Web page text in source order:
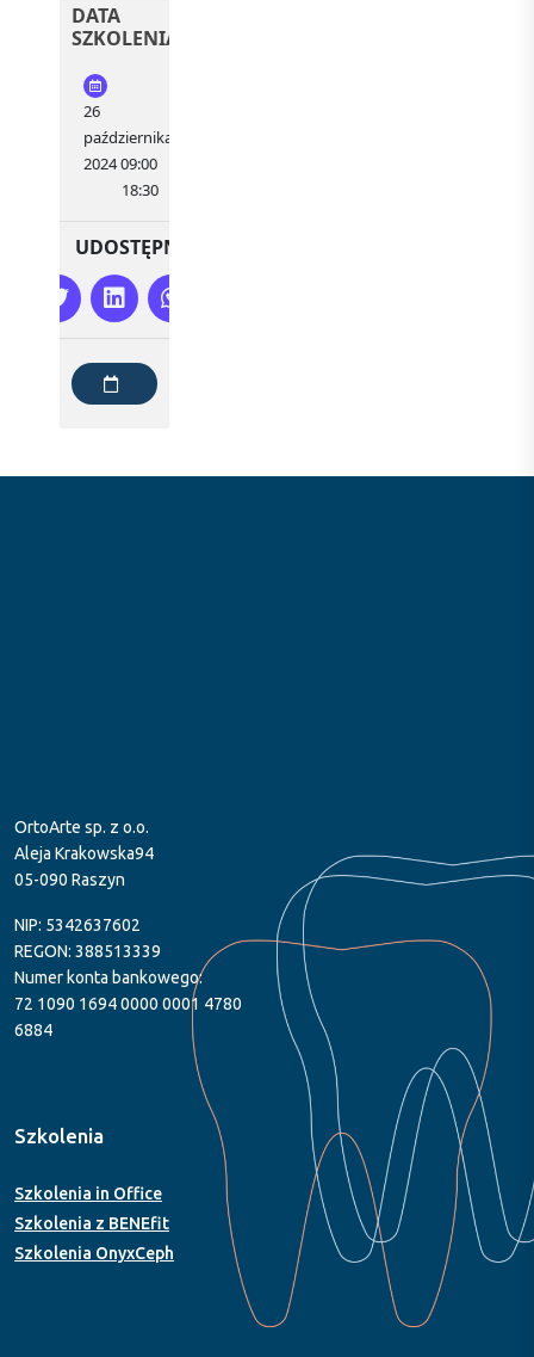
DATA
SZKOLENIA
26
października,
2024 09:00
18:30
UDOSTĘPNIJ
OrtoArte sp. z o.o.
Aleja Krakowska94
05-090 Raszyn
NIP: 5342637602
REGON: 388513339
Numer konta bankowego:
72 1090 1694 0000 0001 4780
6884
Szkolenia
Szkolenia in Office
Szkolenia z BENEfit
Szkolenia OnyxCeph